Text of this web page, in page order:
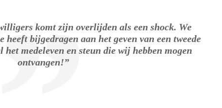
komt zijn overlijden als een shock. We
heeft bijgedragen aan het geven van een tweede
medeleven en steun die wij hebben mogen
ontvangen!”